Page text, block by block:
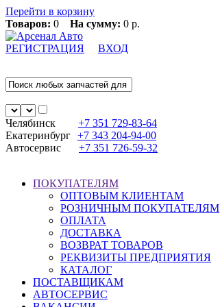
Перейти в корзину
Товаров: 0 На сумму: 0 р.
РЕГИСТРАЦИЯ ВХОД
Челябинск +7 351 729-83-64
Екатеринбург +7 343 204-94-00
Автосервис
+7 351 726-59-32
ПОКУПАТЕЛЯМ
ОПТОВЫМ КЛИЕНТАМ
РОЗНИЧНЫМ ПОКУПАТЕЛЯМ
ОПЛАТА
ДОСТАВКА
ВОЗВРАТ ТОВАРОВ
РЕКВИЗИТЫ ПРЕДПРИЯТИЯ
КАТАЛОГ
ПОСТАВЩИКАМ
АВТОСЕРВИС